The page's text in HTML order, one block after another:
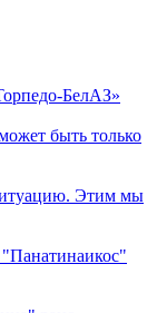
БелАЗ»
быть только
Этим мы